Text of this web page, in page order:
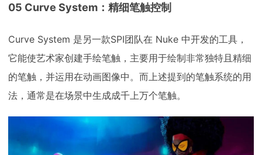
05 Curve System：精细笔触控制
Curve System 是另一款SPI团队在 Nuke 中开发的工具，
它能使艺术家创建手绘笔触，主要用于绘制非常独特且精细
的笔触，并运用在动画图像中。而上述提到的笔触系统的用
法，通常是在场景中生成成千上万个笔触。